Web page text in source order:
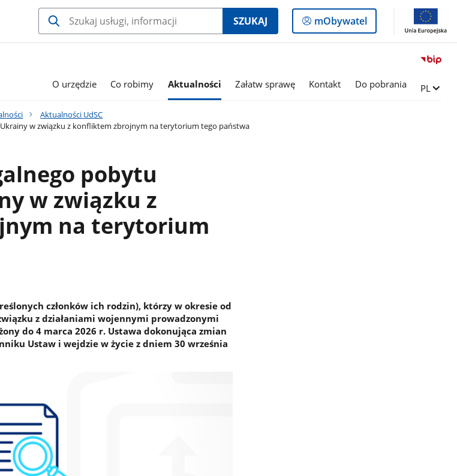
SZUKAJ
Logowanie
do
mObywatel
O urzędzie Co robimy Aktualności Załatw sprawę Kontakt Do pobrania Zmień
PL
Aktualności UdSC
w związku z konfliktem zbrojnym na terytorium tego państwa
pobytu
w związku z
na terytorium
członków ich rodzin), którzy w okresie od
z działaniami wojennymi prowadzonymi
do 4 marca 2026 r. Ustawa dokonująca zmian
Ustaw i wejdzie w życie z dniem 30 września